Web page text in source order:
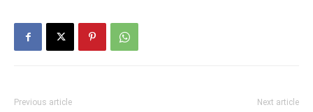
Previous article Next article